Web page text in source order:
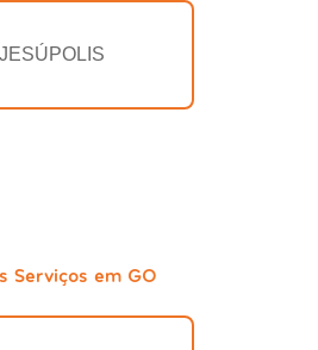
JESÚPOLIS
Serviços em GO